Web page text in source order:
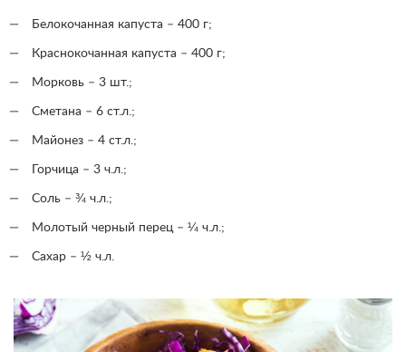
Белокочанная капуста – 400 г;
Краснокочанная капуста – 400 г;
Морковь – 3 шт.;
Сметана – 6 ст.л.;
Майонез – 4 ст.л.;
Горчица – 3 ч.л.;
Соль – ¾ ч.л.;
Молотый черный перец – ¼ ч.л.;
Сахар – ½ ч.л.